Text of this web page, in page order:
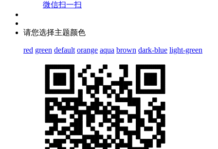
微信扫一扫
请您选择主题颜色
red green default orange aqua brown dark-blue light-green